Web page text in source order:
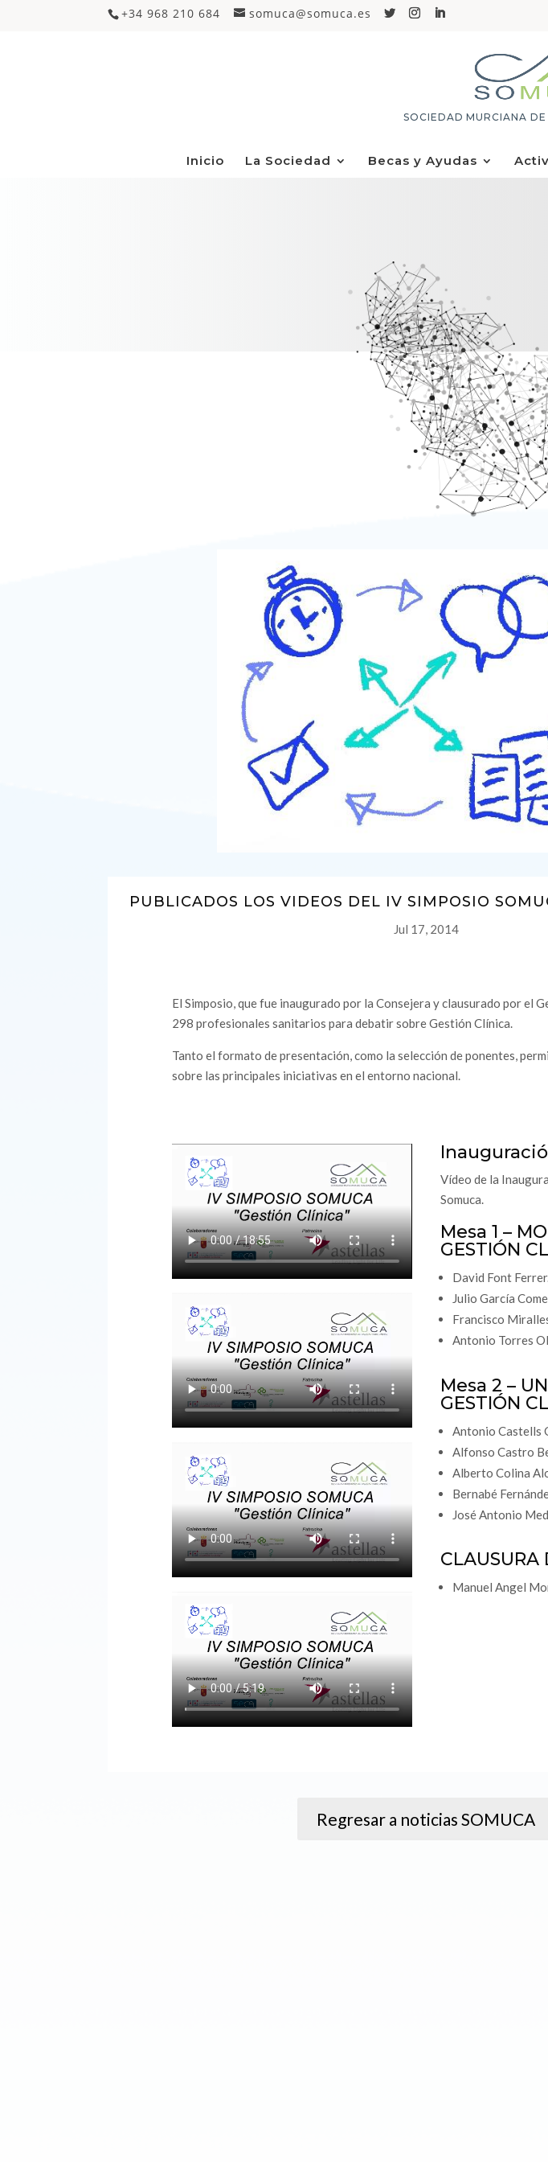
+34 968 210 684 somuca@somuca.es
SOCIEDAD MURCIANA
Inicio La Sociedad Becas y Ayudas
PUBLICADOS LOS VIDEOS DEL IV SIMPOSIO
Jul 17, 2014
El Simposio, que fue inaugurado por la Consejera y clausurado por el
298 profesionales sanitarios para debatir sobre Gestión Clínica.
Tanto el formato de presentación, como la selección de ponentes,
sobre las principales iniciativas en el entorno nacional.
Vídeo de la
Somuca.
Mesa 1 –
GESTIÓN
David Font
Julio García
Francisco
Antonio Torres
Mesa 2 –
GESTIÓN
Antonio Castells
Alfonso Castro
Alberto Colina
Bernabé
José Antonio
CLAUSURA
Manuel Angel
Regresar a noticias SOMUCA